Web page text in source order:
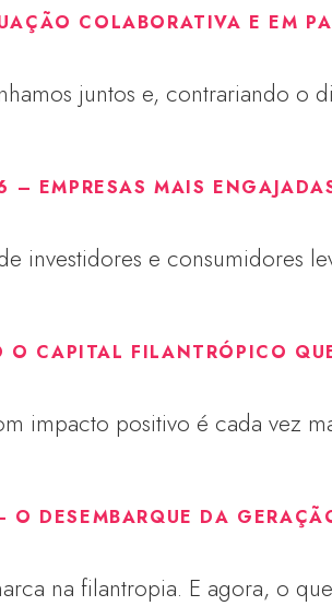
COLABORATIVA E EM
juntos e, contrariando o
– EMPRESAS MAIS
investidores e consumidores
CAPITAL FILANTRÓPICO
impacto positivo é cada vez
O DESEMBARQUE DA
na filantropia. E agora, o